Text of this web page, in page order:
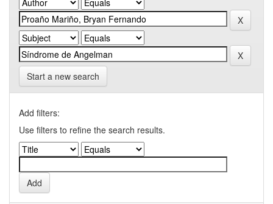
Start a new search
Add filters:
Use filters to refine the search results.